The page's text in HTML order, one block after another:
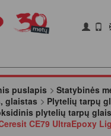
puslapis
Statybinės
glaistas
Plytelių tarpų
plytelių tarpų
CE79 UltraEpoxy